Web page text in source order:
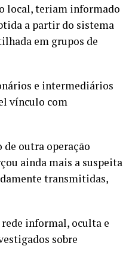
local, teriam informado
a partir do sistema
em grupos de
e intermediários
vínculo com
de outra operação
ainda mais a suspeita
transmitidas,
rede informal, oculta e
sobre